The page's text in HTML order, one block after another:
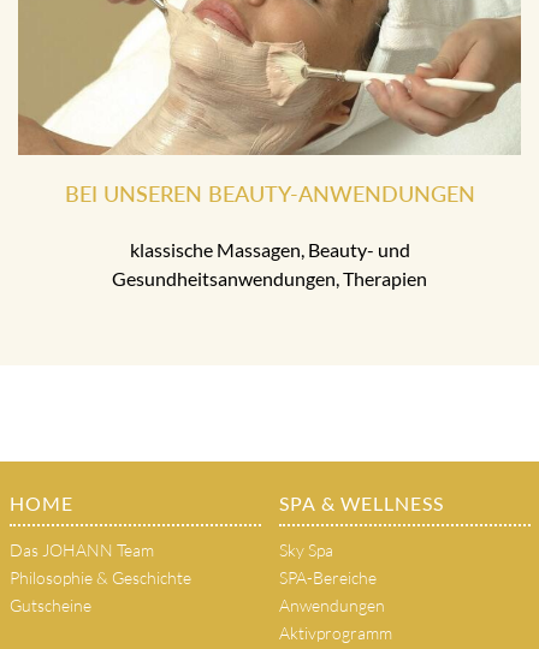
BEI UNSEREN BEAUTY-ANWENDUNGEN
klassische Massagen, Beauty- und
Gesundheitsanwendungen, Therapien
HOME
Das JOHANN Team
Philosophie & Geschichte
Gutscheine
SPA & WELLNESS
Sky Spa
SPA-Bereiche
Anwendungen
Aktivprogramm